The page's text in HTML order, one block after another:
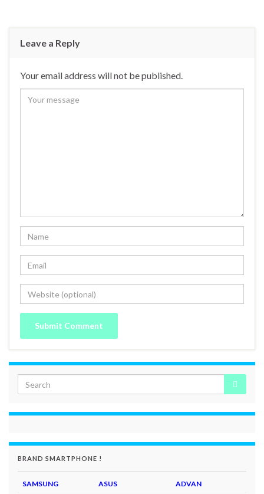
Leave a Reply
Your email address will not be published.
BRAND SMARTPHONE !
SAMSUNG ASUS ADVAN